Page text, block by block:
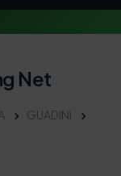
Net
GUADINI